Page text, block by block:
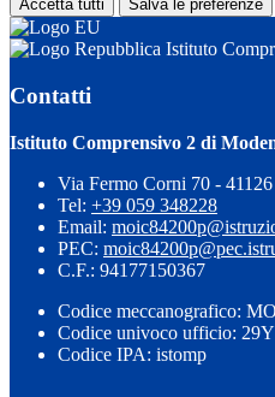
Accetta tutti Salva le preferenze
Istituto
Contatti
Istituto Comprensivo 2 di
Via Fermo Corni 70 -
Tel: +39 059 348228
Email:
PEC:
C.F.: 94177150367
Codice meccanografico:
Codice univoco ufficio:
Codice IPA: istomp